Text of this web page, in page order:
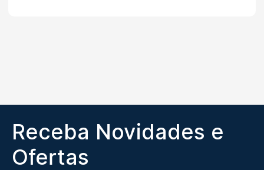
Receba Novidades e
Ofertas